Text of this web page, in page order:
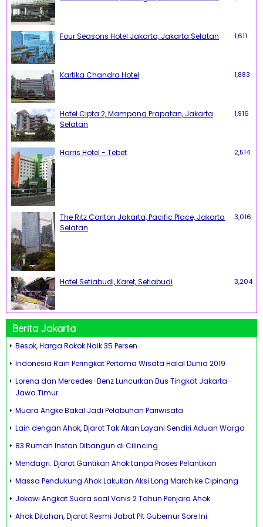
Four Seasons Hotel Jakarta, Jakarta Selatan 1,611
Kartika Chandra Hotel 1,883
Hotel Cipta 2, Mampang Prapatan, Jakarta
Selatan
1,916
Harris Hotel - Tebet 2,514
The Ritz Carlton Jakarta, Pacific Place, Jakarta
Selatan
3,016
Hotel Setiabudi, Karet, Setiabudi 3,204
Berita Jakarta
Besok, Harga Rokok Naik 35 Persen
Indonesia Raih Peringkat Pertama Wisata Halal Dunia 2019
Lorena dan Mercedes-Benz Luncurkan Bus Tingkat Jakarta-
Jawa Timur
Muara Angke Bakal Jadi Pelabuhan Pariwisata
Lain dengan Ahok, Djarot Tak Akan Layani Sendiri Aduan Warga
83 Rumah Instan Dibangun di Cilincing
Mendagri: Djarot Gantikan Ahok tanpa Proses Pelantikan
Massa Pendukung Ahok Lakukan Aksi Long March ke Cipinang
Jokowi Angkat Suara soal Vonis 2 Tahun Penjara Ahok
Ahok Ditahan, Djarot Resmi Jabat Plt Gubernur Sore Ini